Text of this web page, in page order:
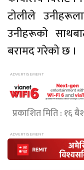
टोलीले
उनीहरूको
बरामद गरेको छ ।
प्रकाशित मिति : १६